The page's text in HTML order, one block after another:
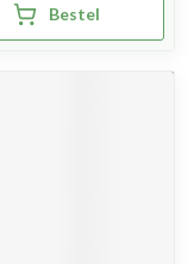
Bestel